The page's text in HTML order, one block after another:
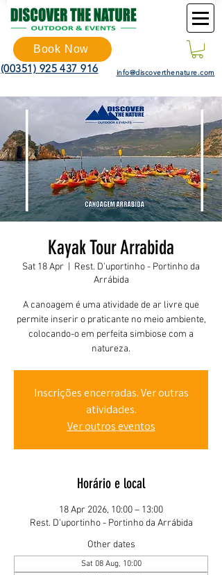
Book Now
(00351) 925 437 916 info@discoverthenature.com
Kayak Tour Arrabida
Sat 18 Apr
Rest. D'uportinho - Portinho da
Arrábida
A canoagem é uma atividade de ar livre que
permite inserir o praticante no meio ambiente,
colocando-o em perfeita simbiose com a
natureza.
Inscrições encerradas. Ver outras
atividades.
Ver outros eventos
Horário e local
18 Apr 2026, 10:00 – 13:00
Rest. D'uportinho - Portinho da Arrábida
Other dates
Sat 08 Aug, 10:00